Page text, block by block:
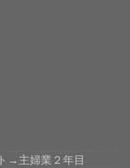
→主婦業２年目